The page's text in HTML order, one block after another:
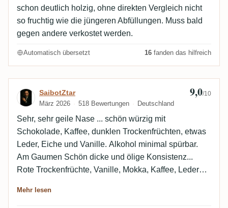
schon deutlich holzig, ohne direkten Vergleich nicht
so fruchtig wie die jüngeren Abfüllungen. Muss bald
gegen andere verkostet werden.
Automatisch übersetzt 16 fanden das hilfreich
Bewertung von SaibotZtar
SaibotZtar
März 2026 518 Bewertungen Deutschland
9,0/10
Sehr, sehr geile Nase ... schön würzig mit
Schokolade, Kaffee, dunklen Trockenfrüchten, etwas
Leder, Eiche und Vanille. Alkohol minimal spürbar.
Am Gaumen Schön dicke und ölige Konsistenz...
Rote Trockenfrüchte, Vanille, Mokka, Kaffee, Leder
ausgewogen... gefällt mir extrem gut.
Mehr lesen